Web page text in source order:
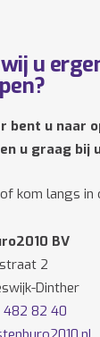
u
bent u naar
u graag bij
kom langs in
BV
2
Dinther
482 82 40